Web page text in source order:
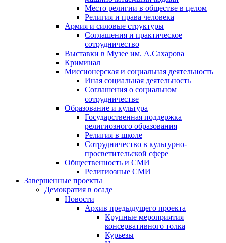
Место религии в обществе в целом
Религия и права человека
Армия и силовые структуры
Соглашения и практическое
сотрудничество
Выставки в Музее им. А.Сахарова
Криминал
Миссионерская и социальная деятельность
Иная социальная деятельность
Соглашения о социальном
сотрудничестве
Образование и культура
Государственная поддержка
религиозного образования
Религия в школе
Сотрудничество в культурно-
просветительской сфере
Общественность и СМИ
Религиозные СМИ
Завершенные проекты
Демократия в осаде
Новости
Архив предыдущего проекта
Крупные мероприятия
консервативного толка
Курьезы